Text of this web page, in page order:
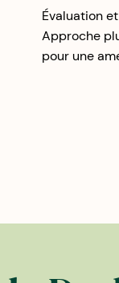
Évaluation
Approche
pour une